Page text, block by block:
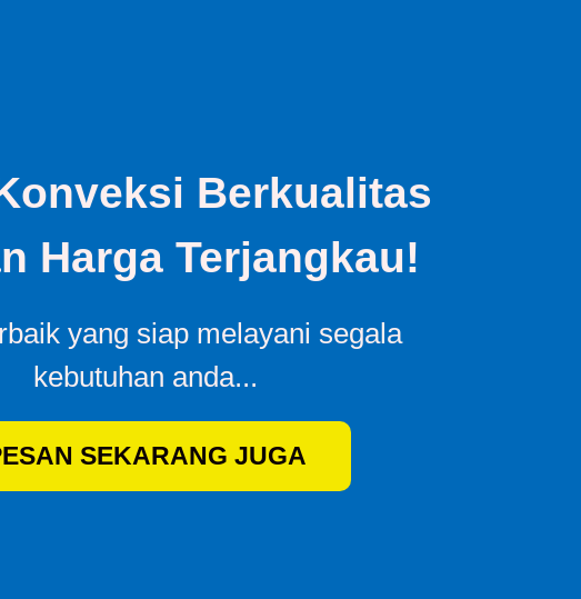
Berkualitas
Harga Terjangkau!
yang siap melayani segala
kebutuhan anda...
SEKARANG JUGA